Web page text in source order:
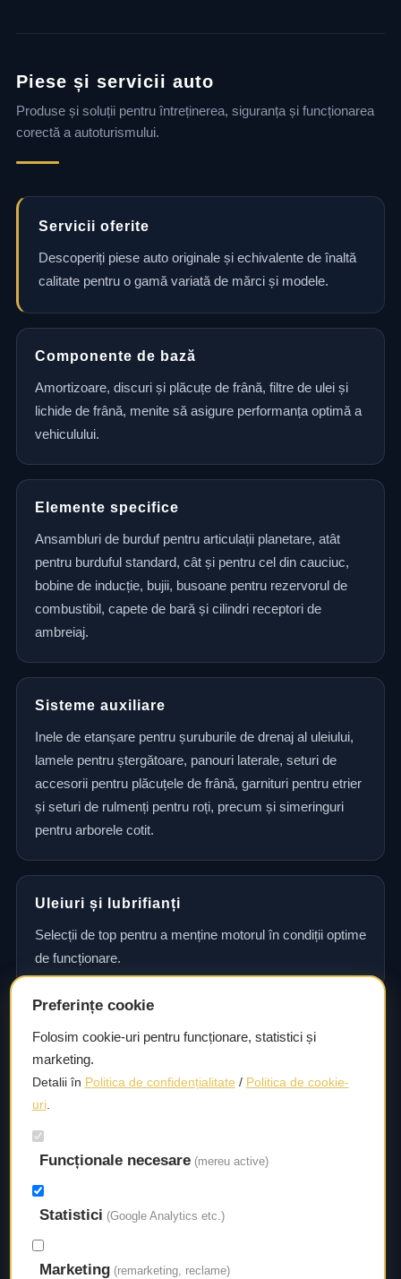
Piese și servicii auto
Produse și soluții pentru întreținerea, siguranța și funcționarea
corectă a autoturismului.
Servicii oferite
Descoperiți piese auto originale și echivalente de înaltă
calitate pentru o gamă variată de mărci și modele.
Componente de bază
Amortizoare, discuri și plăcuțe de frână, filtre de ulei și
lichide de frână, menite să asigure performanța optimă a
vehiculului.
Elemente specifice
Ansambluri de burduf pentru articulații planetare, atât
pentru burduful standard, cât și pentru cel din cauciuc,
bobine de inducție, bujii, busoane pentru rezervorul de
combustibil, capete de bară și cilindri receptori de
ambreiaj.
Sisteme auxiliare
Inele de etanșare pentru șuruburile de drenaj al uleiului,
lamele pentru ștergătoare, panouri laterale, seturi de
accesorii pentru plăcuțele de frână, garnituri pentru etrier
și seturi de rulmenți pentru roți, precum și simeringuri
pentru arborele cotit.
Uleiuri și lubrifianți
Selecții de top pentru a menține motorul în condiții optime
de funcționare.
Consultanță și asistență tehnică
Consultanță și asistență tehnică pentru alegerea pieselor
potrivite și efectuarea reparațiilor sau întreținerii corecte.
Livrare rapidă
Asigurăm un timp de livrare scurt, astfel încât să aveți
acces la piesele necesare fără întârzieri.
Preferințe cookie
Folosim cookie-uri pentru funcționare, statistici și
marketing.
Detalii în Politica de confidențialitate / Politica de cookie-
uri.
Funcționale necesare (mereu active)
Statistici (Google Analytics etc.)
Marketing (remarketing, reclame)